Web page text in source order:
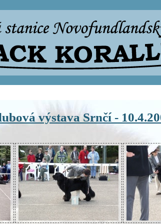
výstava Srnčí -